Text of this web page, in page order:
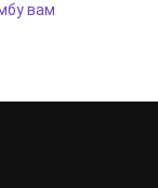
вам